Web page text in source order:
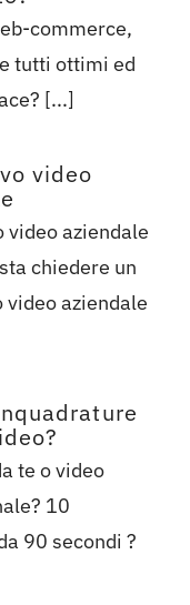
commerce,
tutti ottimi ed
[...]
video
video aziendale
chiedere un
video aziendale
te o video
10
90 secondi ?